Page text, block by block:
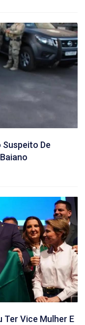
Suspeito De
Ter Vice Mulher E